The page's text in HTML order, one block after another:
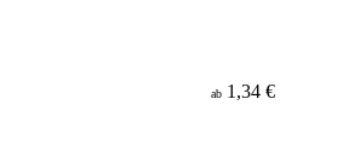
ab 1,34 €